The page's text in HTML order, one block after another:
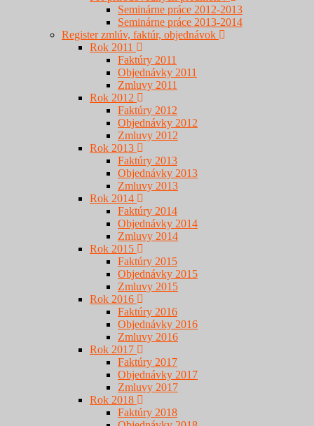
Seminárne práce 2012-2013
Seminárne práce 2013-2014
Register zmlúv, faktúr, objednávok
Rok 2011
Faktúry 2011
Objednávky 2011
Zmluvy 2011
Rok 2012
Faktúry 2012
Objednávky 2012
Zmluvy 2012
Rok 2013
Faktúry 2013
Objednávky 2013
Zmluvy 2013
Rok 2014
Faktúry 2014
Objednávky 2014
Zmluvy 2014
Rok 2015
Faktúry 2015
Objednávky 2015
Zmluvy 2015
Rok 2016
Faktúry 2016
Objednávky 2016
Zmluvy 2016
Rok 2017
Faktúry 2017
Objednávky 2017
Zmluvy 2017
Rok 2018
Faktúry 2018